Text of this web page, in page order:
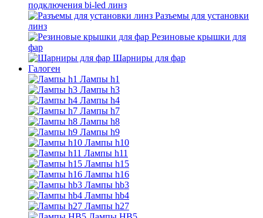
подключения bi-led линз
Разъемы для установки
линз
Резиновые крышки для
фар
Шарниры для фар
Галоген
Лампы h1
Лампы h3
Лампы h4
Лампы h7
Лампы h8
Лампы h9
Лампы h10
Лампы h11
Лампы h15
Лампы h16
Лампы hb3
Лампы hb4
Лампы h27